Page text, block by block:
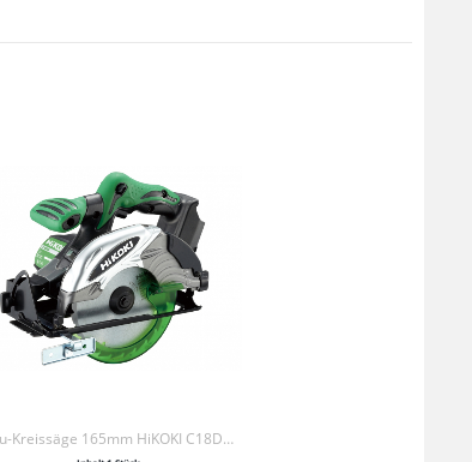
Akku-Kreissäge 165mm HiKOKI C18DBAL BASIC (HSC IV)